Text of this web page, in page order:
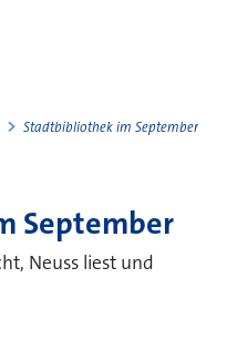
Stadtbibliothek im September
September
Neuss liest und